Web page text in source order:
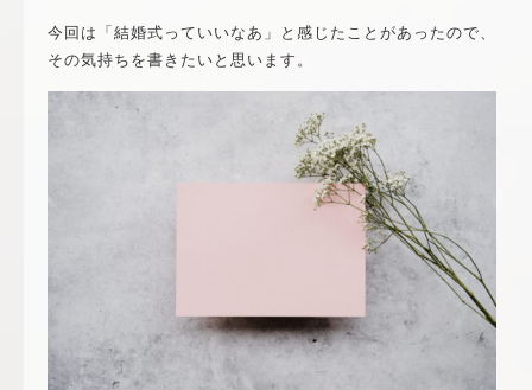
今回は「結婚式っていいなあ」と感じたことがあったので、
その気持ちを書きたいと思います。